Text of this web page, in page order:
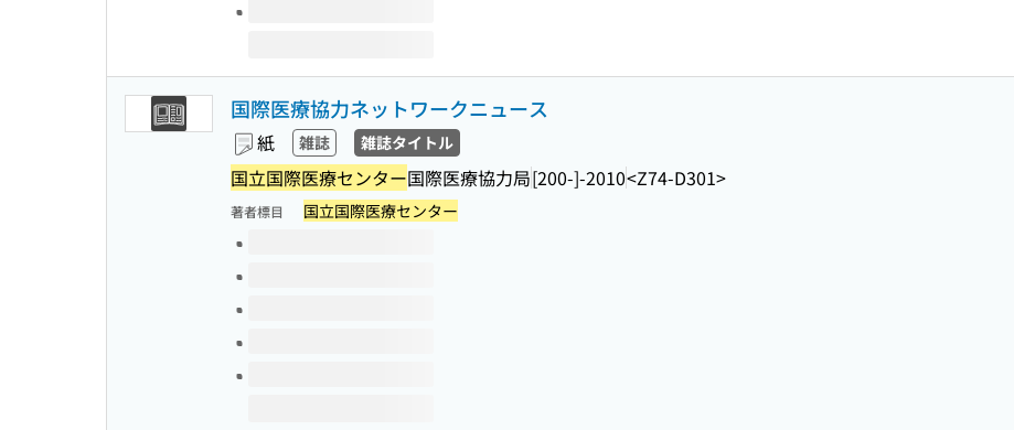
国際医療協力ネットワークニュース
紙 雑誌 雑誌タイトル
国立国際医療センター国際医療協力局[200-]-2010<Z74-D301>
著者標目 国立国際医療センター
このタイトルの巻号